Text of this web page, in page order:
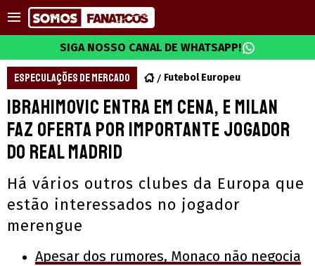
SIGA NOSSO CANAL DE WHATSAPP!
ESPECULAÇÕES DE MERCADO Futebol Europeu
Ibrahimovic entra em cena, e Milan
faz oferta por importante jogador
do Real Madrid
Há vários outros clubes da Europa que
estão interessados no jogador
merengue
Apesar dos rumores, Monaco não negocia